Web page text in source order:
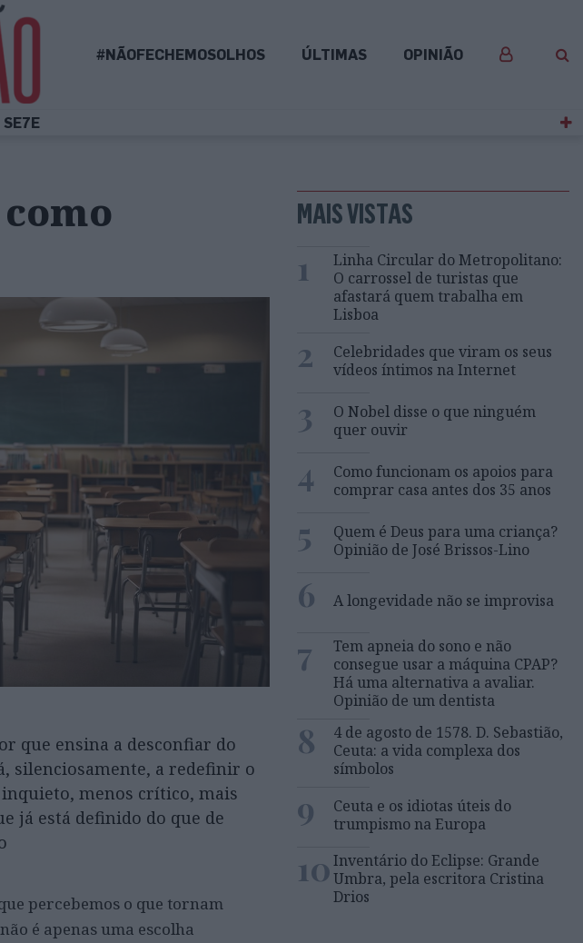
#NÃOFECHEMOSOLHOS ÚLTIMAS OPINIÃO
SE7E
que ensina a desconfiar do
silenciosamente, a redefinir o
menos crítico, mais
já está definido do que de
percebemos o que tornam
é apenas uma escolha
MAIS VISTAS
1
Linha Circular do Metropolitano:
O carrossel de turistas que
afastará quem trabalha em
Lisboa
2
Celebridades que viram os seus
vídeos íntimos na Internet
3
O Nobel disse o que ninguém
quer ouvir
4
Como funcionam os apoios para
comprar casa antes dos 35 anos
5
Quem é Deus para uma criança?
Opinião de José Brissos-Lino
6 A longevidade não se improvisa
7
Tem apneia do sono e não
consegue usar a máquina CPAP?
Há uma alternativa a avaliar.
Opinião de um dentista
8
4 de agosto de 1578. D. Sebastião,
Ceuta: a vida complexa dos
símbolos
9
Ceuta e os idiotas úteis do
trumpismo na Europa
10Inventário do Eclipse: Grande
Umbra, pela escritora Cristina
Drios